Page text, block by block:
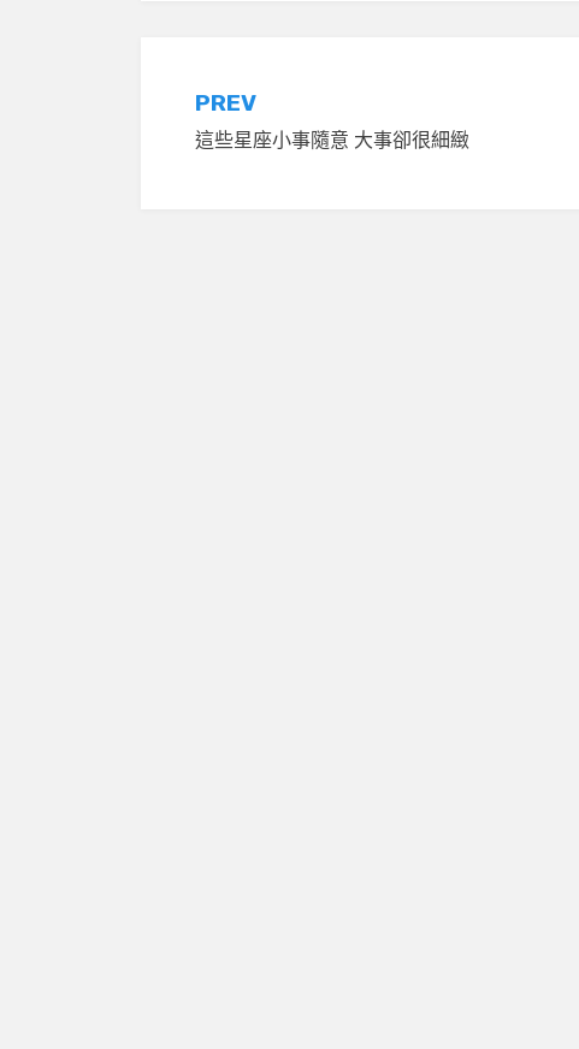
文
章
PREV
這些星座小事隨意 大事卻很細緻